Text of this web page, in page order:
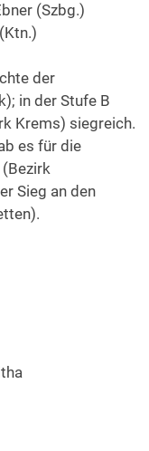
(Szbg.)
der
in der Stufe B
Krems) siegreich.
es für die
Sieg an den